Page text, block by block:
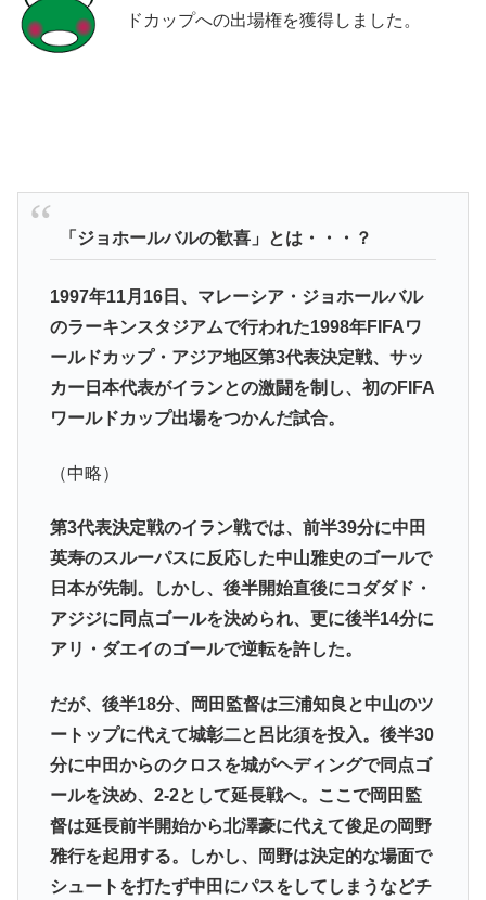
ドカップへの出場権を獲得しました。
「ジョホールバルの歓喜」とは・・・？
1997年11月16日、マレーシア・ジョホールバル
のラーキンスタジアムで行われた1998年FIFAワ
ールドカップ・アジア地区第3代表決定戦、サッ
カー日本代表がイランとの激闘を制し、初のFIFA
ワールドカップ出場をつかんだ試合。
（中略）
第3代表決定戦のイラン戦では、前半39分に中田
英寿のスルーパスに反応した中山雅史のゴールで
日本が先制。しかし、後半開始直後にコダダド・
アジジに同点ゴールを決められ、更に後半14分に
アリ・ダエイのゴールで逆転を許した。
だが、後半18分、岡田監督は三浦知良と中山のツ
ートップに代えて城彰二と呂比須を投入。後半30
分に中田からのクロスを城がヘディングで同点ゴ
ールを決め、2-2として延長戦へ。ここで岡田監
督は延長前半開始から北澤豪に代えて俊足の岡野
雅行を起用する。しかし、岡野は決定的な場面で
シュートを打たず中田にパスをしてしまうなどチ